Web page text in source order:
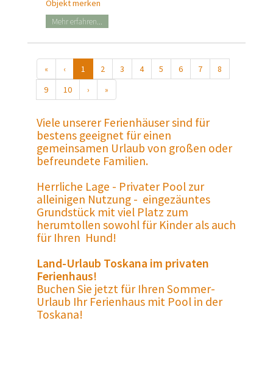
Objekt merken
Mehr erfahren...
« ‹ 1 2 3 4 5 6 7
8
9
10 › »
Viele unserer Ferienhäuser sind für
bestens geeignet für einen
gemeinsamen Urlaub von großen oder
befreundete Familien.
Herrliche Lage - Privater Pool zur
alleinigen Nutzung - eingezäuntes
Grundstück mit viel Platz zum
herumtollen sowohl für Kinder als auch
für Ihren Hund!
Land-Urlaub Toskana im privaten
Ferienhaus!
Buchen Sie jetzt für Ihren Sommer-
Urlaub Ihr Ferienhaus mit Pool in der
Toskana!